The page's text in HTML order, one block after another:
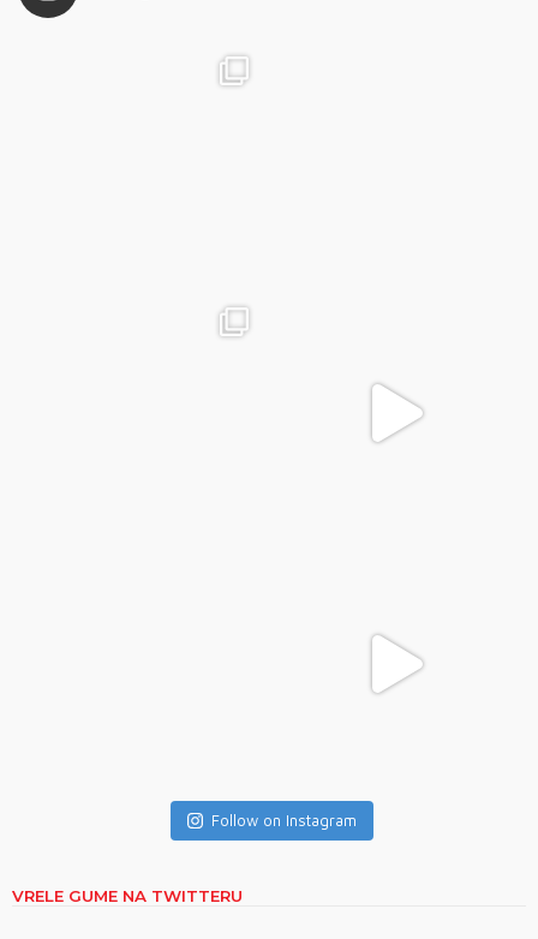
Follow on Instagram
VRELE GUME NA TWITTERU